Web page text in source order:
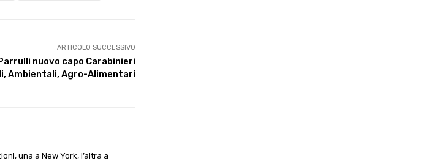
ARTICOLO SUCCESSIVO
nuovo capo Carabinieri
Ambientali, Agro-Alimentari
una a New York, l’altra a